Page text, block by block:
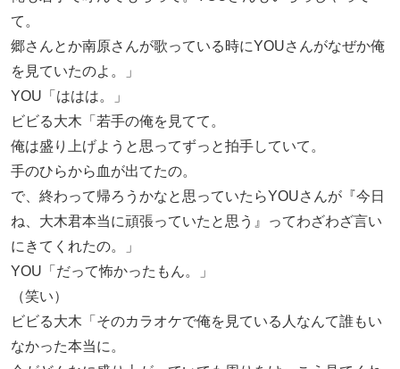
て。
郷さんとか南原さんが歌っている時にYOUさんがなぜか俺
を見ていたのよ。」
YOU「ははは。」
ビビる大木「若手の俺を見てて。
俺は盛り上げようと思ってずっと拍手していて。
手のひらから血が出てたの。
で、終わって帰ろうかなと思っていたらYOUさんが『今日
ね、大木君本当に頑張っていたと思う』ってわざわざ言い
にきてくれたの。」
YOU「だって怖かったもん。」
（笑い）
ビビる大木「そのカラオケで俺を見ている人なんて誰もい
なかった本当に。